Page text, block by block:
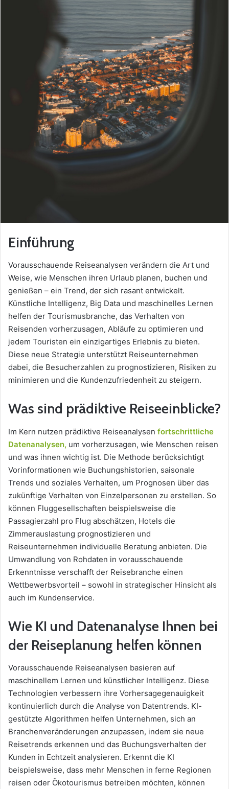
Einführung
Vorausschauende Reiseanalysen verändern die Art und
Weise, wie Menschen ihren Urlaub planen, buchen und
genießen – ein Trend, der sich rasant entwickelt.
Künstliche Intelligenz, Big Data und maschinelles Lernen
helfen der Tourismusbranche, das Verhalten von
Reisenden vorherzusagen, Abläufe zu optimieren und
jedem Touristen ein einzigartiges Erlebnis zu bieten.
Diese neue Strategie unterstützt Reiseunternehmen
dabei, die Besucherzahlen zu prognostizieren, Risiken zu
minimieren und die Kundenzufriedenheit zu steigern.
Was sind prädiktive Reiseeinblicke?
Im Kern nutzen prädiktive Reiseanalysen fortschrittliche
Datenanalysen, um vorherzusagen, wie Menschen reisen
und was ihnen wichtig ist. Die Methode berücksichtigt
Vorinformationen wie Buchungshistorien, saisonale
Trends und soziales Verhalten, um Prognosen über das
zukünftige Verhalten von Einzelpersonen zu erstellen. So
können Fluggesellschaften beispielsweise die
Passagierzahl pro Flug abschätzen, Hotels die
Zimmerauslastung prognostizieren und
Reiseunternehmen individuelle Beratung anbieten. Die
Umwandlung von Rohdaten in vorausschauende
Erkenntnisse verschafft der Reisebranche einen
Wettbewerbsvorteil – sowohl in strategischer Hinsicht als
auch im Kundenservice.
Wie KI und Datenanalyse Ihnen bei
der Reiseplanung helfen können
Vorausschauende Reiseanalysen basieren auf
maschinellem Lernen und künstlicher Intelligenz. Diese
Technologien verbessern ihre Vorhersagegenauigkeit
kontinuierlich durch die Analyse von Datentrends. KI-
gestützte Algorithmen helfen Unternehmen, sich an
Branchenveränderungen anzupassen, indem sie neue
Reisetrends erkennen und das Buchungsverhalten der
Kunden in Echtzeit analysieren. Erkennt die KI
beispielsweise, dass mehr Menschen in ferne Regionen
reisen oder Ökotourismus betreiben möchten, können